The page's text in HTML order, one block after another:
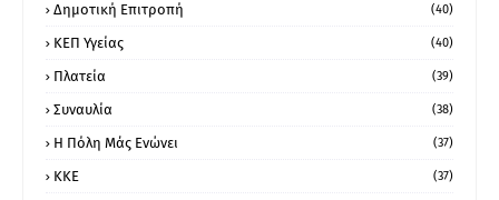
Δημοτική Επιτροπή (40)
ΚΕΠ Υγείας (40)
Πλατεία (39)
Συναυλία (38)
Η Πόλη Μάς Ενώνει (37)
ΚΚΕ (37)